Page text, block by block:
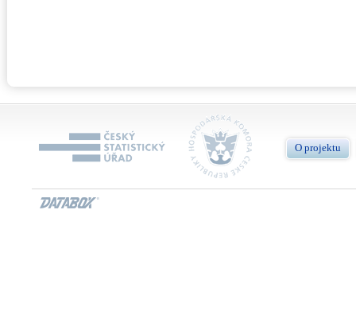
O projektu